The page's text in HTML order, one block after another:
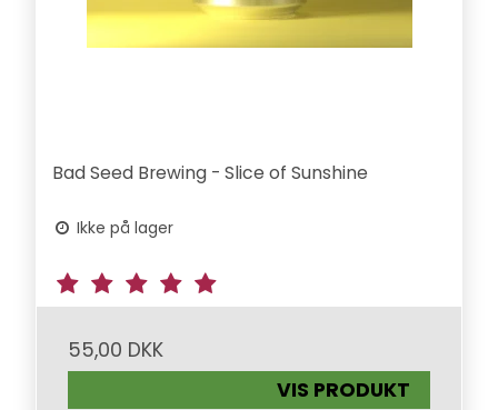
Bad Seed Brewing - Slice of Sunshine
Ikke på lager
55,00 DKK
VIS PRODUKT